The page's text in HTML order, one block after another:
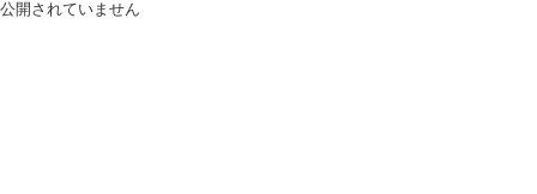
公開されていません